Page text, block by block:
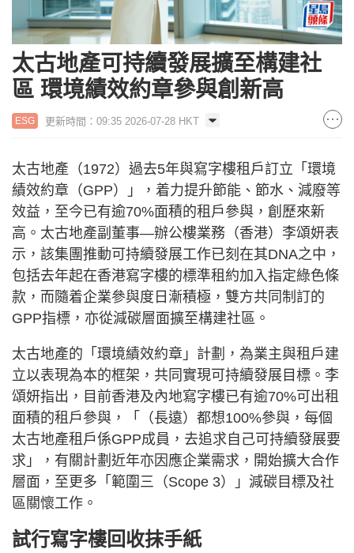
太古地產可持續發展擴至構建社
區 環境績效約章參與創新高
ESG 更新時間：09:35 2026-07-28 HKT
太古地產（1972）過去5年與寫字樓租戶訂立「環境
績效約章（GPP）」，着力提升節能、節水、減廢等
效益，至今已有逾70%面積的租戶參與，創歷來新
高。太古地產副董事—辦公樓業務（香港）李頌妍表
示，該集團推動可持續發展工作已刻在其DNA之中，
包括去年起在香港寫字樓的標準租約加入指定綠色條
款，而隨着企業參與度日漸積極，雙方共同制訂的
GPP指標，亦從減碳層面擴至構建社區。
太古地產的「環境績效約章」計劃，為業主與租戶建
立以表現為本的框架，共同實現可持續發展目標。李
頌妍指出，目前香港及內地寫字樓已有逾70%可出租
面積的租戶參與，「（長遠）都想100%參與，每個
太古地產租戶係GPP成員，去追求自己可持續發展要
求」，有關計劃近年亦因應企業需求，開始擴大合作
層面，至更多「範圍三（Scope 3）」減碳目標及社
區關懷工作。
試行寫字樓回收抹手紙